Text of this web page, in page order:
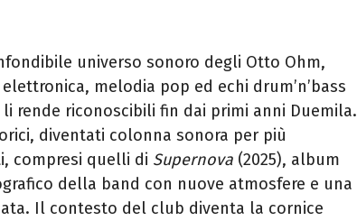
universo sonoro degli Otto Ohm,
melodia pop ed echi drum’n’bass
rende riconoscibili fin dai primi anni Duemila.
diventati colonna sonora per più
compresi quelli di Supernova (2025), album
della band con nuove atmosfere e una
Il contesto del club diventa la cornice